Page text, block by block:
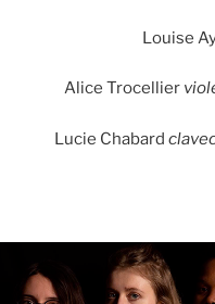
Louise
Alice Trocellier
Lucie Chabard